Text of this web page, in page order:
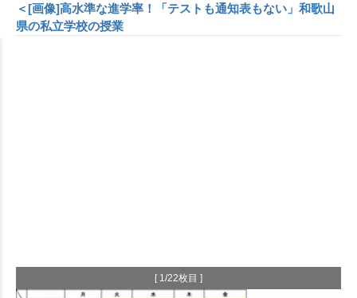
＜[画像]高水準な進学率！「テストも通知表もない」和歌山
県の私立学校の授業
[ 1/22枚目 ]